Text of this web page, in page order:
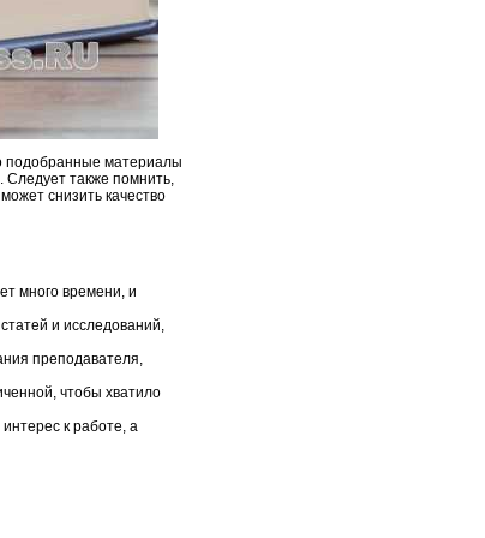
подобранные материалы
Следует также помнить,
снизить качество
много времени, и
и исследований,
преподавателя,
чтобы хватило
к работе, а